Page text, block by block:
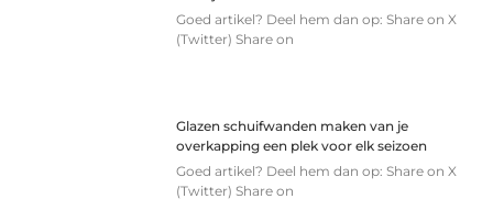
Goed artikel? Deel hem dan op: Share on X
(Twitter) Share on
Glazen schuifwanden maken van je
overkapping een plek voor elk seizoen
Goed artikel? Deel hem dan op: Share on X
(Twitter) Share on